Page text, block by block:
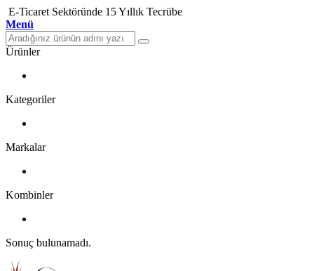
E-Ticaret Sektöründe 15 Yıllık Tecrübe
Menü
Ürünler
Kategoriler
Markalar
Kombinler
Sonuç bulunamadı.